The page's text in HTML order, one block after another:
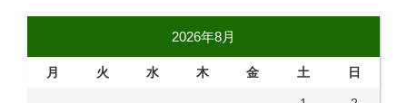
2026年8月
月 火 水 木 金 土 日